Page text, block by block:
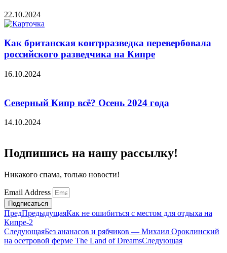
22.10.2024
Как британская контрразведка перевербовала
российского разведчика на Кипре
16.10.2024
Северный Кипр всё? Осень 2024 года
14.10.2024
Подпишись на нашу рассылку!
Никакого спама, только новости!
Email Address
Подписаться
ПредПредыдущаяКак не ошибиться с местом для отдыха на
Кипре-2
СледующаяБез ананасов и рябчиков — Михаил Ороклинский
на осетровой ферме The Land of DreamsСледующая